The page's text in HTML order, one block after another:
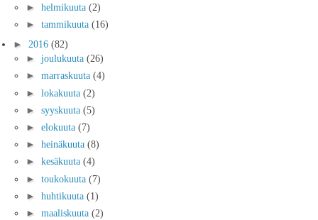
► helmikuuta (2)
► tammikuuta (16)
► 2016 (82)
► joulukuuta (26)
► marraskuuta (4)
► lokakuuta (2)
► syyskuuta (5)
► elokuuta (7)
► heinäkuuta (8)
► kesäkuuta (4)
► toukokuuta (7)
► huhtikuuta (1)
► maaliskuuta (2)